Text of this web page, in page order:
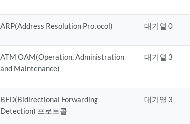
ARP(Address Resolution Protocol) 대기열 0
ATM OAM(Operation, Administration
and Maintenance)
대기열 3
BFD(Bidirectional Forwarding
Detection) 프로토콜
대기열 3